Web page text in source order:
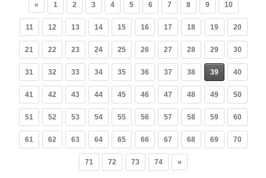
« 1 2 3 4 5 6 7 8 9 10
11 12 13 14 15 16 17 18 19 20
21 22 23 24 25 26 27 28 29 30
31 32 33 34 35 36 37 38 39 40
41 42 43 44 45 46 47 48 49 50
51 52 53 54 55 56 57 58 59 60
61 62 63 64 65 66 67 68 69 70
71 72 73 74 »